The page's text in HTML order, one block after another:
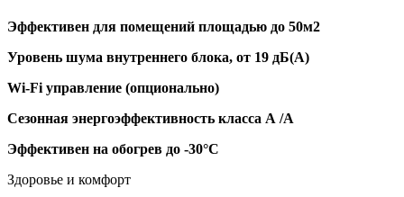
Эффективен для помещений площадью до 50м2
Уровень шума внутреннего блока, от 19 дБ(А)
Wi-Fi управление (опционально)
Сезонная энергоэффективность класса А /A
Эффективен на обогрев до -30°C
Здоровье и комфорт